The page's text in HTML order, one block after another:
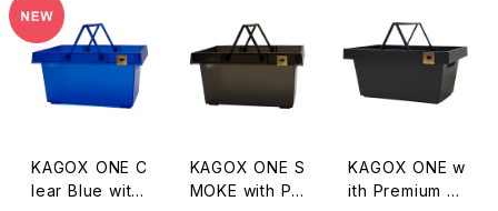
KAGOX ONE C
lear Blue with
KAGOX ONE S
MOKE with Pr
KAGOX ONE w
ith Premium Cl